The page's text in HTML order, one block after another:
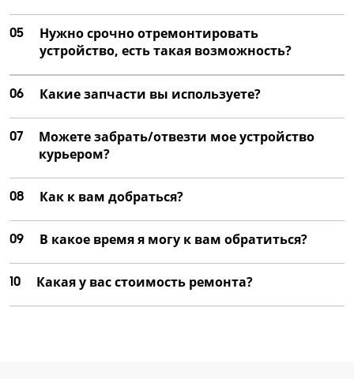
05
Нужно срочно отремонтировать
устройство, есть такая возможность?
06 Какие запчасти вы используете?
07
Можете забрать/отвезти мое устройство
курьером?
08 Как к вам добраться?
09 В какое время я могу к вам обратиться?
10 Какая у вас стоимость ремонта?